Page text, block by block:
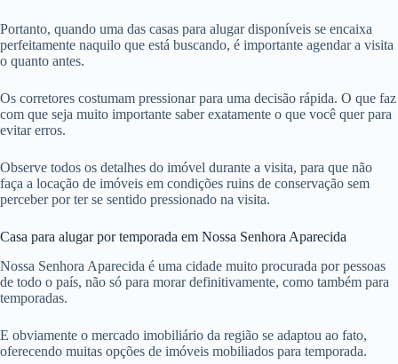
Portanto, quando uma das casas para alugar disponíveis se encaixa
perfeitamente naquilo que está buscando, é importante agendar a visita
o quanto antes.
Os corretores costumam pressionar para uma decisão rápida. O que faz
com que seja muito importante saber exatamente o que você quer para
evitar erros.
Observe todos os detalhes do imóvel durante a visita, para que não
faça a locação de imóveis em condições ruins de conservação sem
perceber por ter se sentido pressionado na visita.
Casa para alugar por temporada em Nossa Senhora Aparecida
Nossa Senhora Aparecida é uma cidade muito procurada por pessoas
de todo o país, não só para morar definitivamente, como também para
temporadas.
E obviamente o mercado imobiliário da região se adaptou ao fato,
oferecendo muitas opções de imóveis mobiliados para temporada.